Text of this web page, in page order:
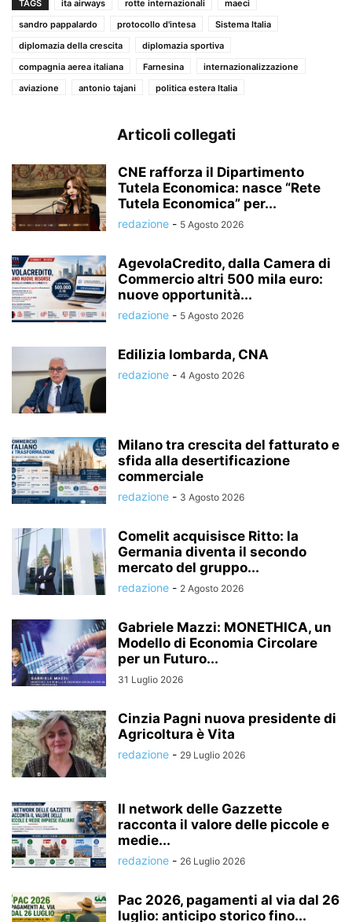
TAGS ita airways rotte internazionali
maeci
sandro pappalardo
protocollo d'intesa
Sistema Italia
diplomazia della crescita
diplomazia sportiva
compagnia aerea italiana
Farnesina
internazionalizzazione
aviazione
antonio tajani politica estera Italia
Articoli collegati
CNE rafforza il Dipartimento
Tutela Economica: nasce “Rete
Tutela Economica” per...
redazione - 5 Agosto 2026
AgevolaCredito, dalla Camera di
Commercio altri 500 mila euro:
nuove opportunità...
redazione - 5 Agosto 2026
Edilizia lombarda, CNA
redazione - 4 Agosto 2026
Milano tra crescita del fatturato e
sfida alla desertificazione
commerciale
redazione - 3 Agosto 2026
Comelit acquisisce Ritto: la
Germania diventa il secondo
mercato del gruppo...
redazione - 2 Agosto 2026
Gabriele Mazzi: MONETHICA, un
Modello di Economia Circolare
per un Futuro...
31 Luglio 2026
Cinzia Pagni nuova presidente di
Agricoltura è Vita
redazione - 29 Luglio 2026
Il network delle Gazzette
racconta il valore delle piccole e
medie...
redazione - 26 Luglio 2026
Pac 2026, pagamenti al via dal 26
luglio: anticipo storico fino...